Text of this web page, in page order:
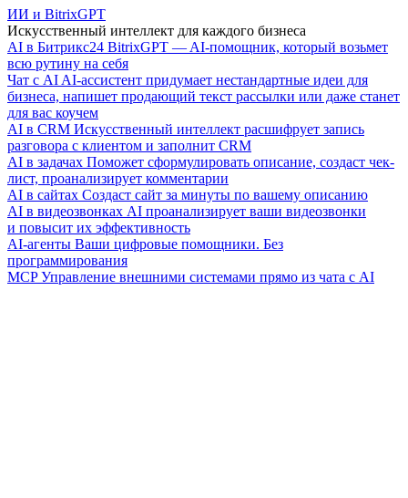
ИИ и BitrixGPT
Искусственный интеллект для каждого бизнеса
AI в Битрикс24 BitrixGPT — AI-помощник, который возьмет
всю рутину на себя
Чат с AI AI-ассистент придумает нестандартные идеи для
бизнеса, напишет продающий текст рассылки или даже станет
для вас коучем
AI в CRM Искусственный интеллект расшифрует запись
разговора с клиентом и заполнит CRM
AI в задачах Поможет сформулировать описание, создаст чек-
лист, проанализирует комментарии
AI в сайтах Создаст сайт за минуты по вашему описанию
AI в видеозвонках AI проанализирует ваши видеозвонки
и повысит их эффективность
AI-агенты Ваши цифровые помощники. Без
программирования
MCP Управление внешними системами прямо из чата с AI